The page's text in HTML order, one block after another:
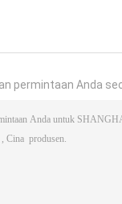
permintaan Anda